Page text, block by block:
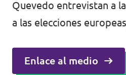
Quevedo entrevistan a
a las elecciones
Enlace al medio